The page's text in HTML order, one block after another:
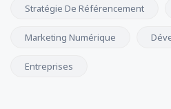
Stratégie De Référencement
Marketing Numérique
Entreprises